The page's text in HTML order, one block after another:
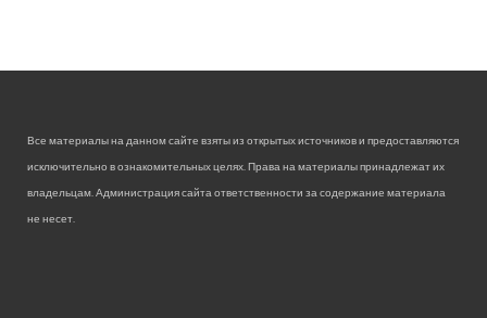
Все материалы на данном сайте взяты из открытых источников и предоставляются
исключительно в ознакомительных целях. Права на материалы принадлежат их
владельцам. Администрация сайта ответственности за содержание материала
не несет.